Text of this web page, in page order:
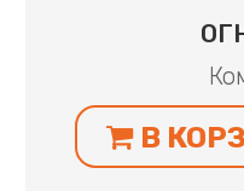
В